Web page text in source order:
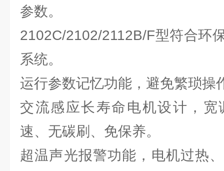
参数。
2102C/2102/2112B/F型符合环
系统。
运行参数记忆功能，避免繁琐操
交流感应长寿命电机设计，
速、无碳刷、免保养。
超温声光报警功能，电机过热